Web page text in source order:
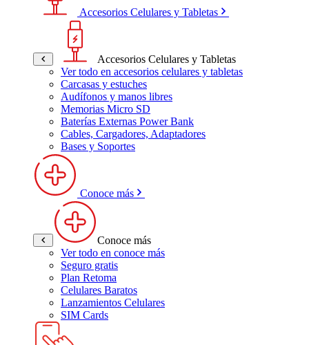
Accesorios Celulares y Tabletas
Accesorios Celulares y Tabletas
Ver todo en accesorios celulares y tabletas
Carcasas y estuches
Audífonos y manos libres
Memorias Micro SD
Baterías Externas Power Bank
Cables, Cargadores, Adaptadores
Bases y Soportes
Conoce más
Conoce más
Ver todo en conoce más
Seguro gratis
Plan Retoma
Celulares Baratos
Lanzamientos Celulares
SIM Cards